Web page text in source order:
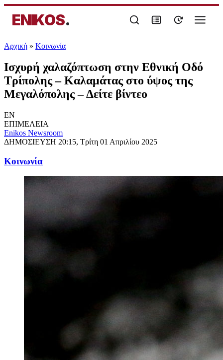
ENIKOS.
Αρχική » Κοινωνία
Ισχυρή χαλαζόπτωση στην Εθνική Οδό
Τρίπολης – Καλαμάτας στο ύψος της
Μεγαλόπολης – Δείτε βίντεο
EN
ΕΠΙΜΕΛΕΙΑ
Enikos Newsroom
ΔΗΜΟΣΙΕΥΣΗ 20:15, Τρίτη 01 Απριλίου 2025
Κοινωνία